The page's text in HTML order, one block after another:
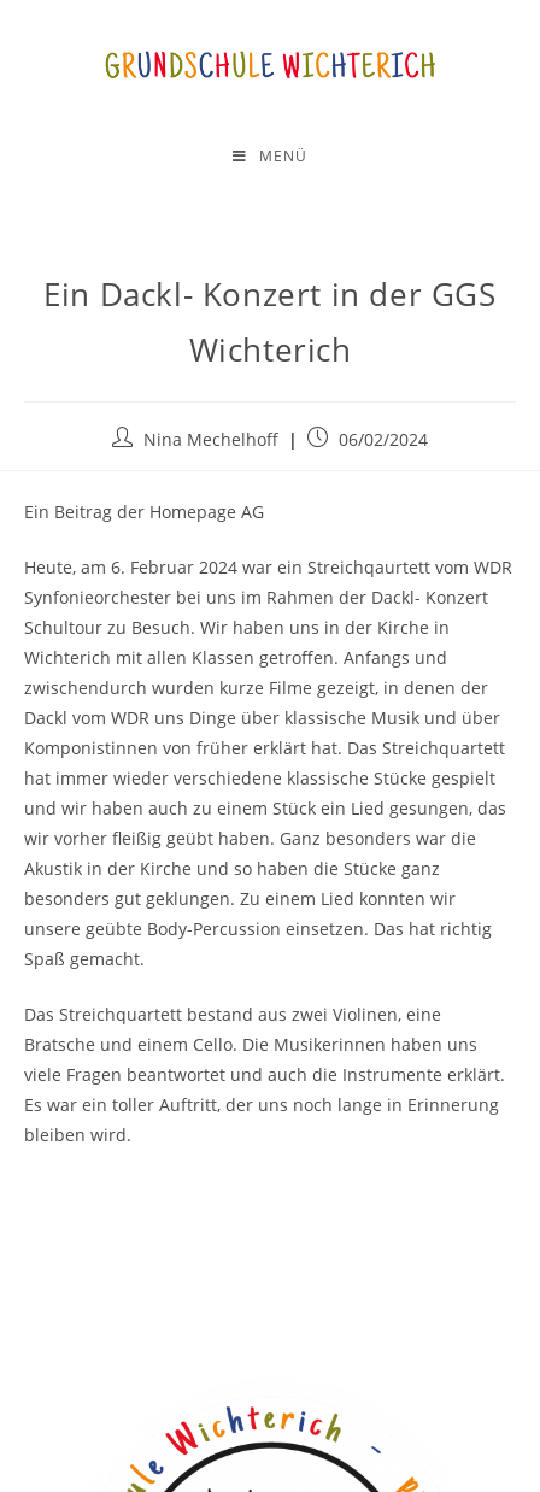
MENÜ
Ein Dackl- Konzert in der GGS
Wichterich
Nina Mechelhoff 06/02/2024
Ein Beitrag der Homepage AG
Heute, am 6. Februar 2024 war ein Streichqaurtett vom WDR
Synfonieorchester bei uns im Rahmen der Dackl- Konzert
Schultour zu Besuch. Wir haben uns in der Kirche in
Wichterich mit allen Klassen getroffen. Anfangs und
zwischendurch wurden kurze Filme gezeigt, in denen der
Dackl vom WDR uns Dinge über klassische Musik und über
Komponistinnen von früher erklärt hat. Das Streichquartett
hat immer wieder verschiedene klassische Stücke gespielt
und wir haben auch zu einem Stück ein Lied gesungen, das
wir vorher fleißig geübt haben. Ganz besonders war die
Akustik in der Kirche und so haben die Stücke ganz
besonders gut geklungen. Zu einem Lied konnten wir
unsere geübte Body-Percussion einsetzen. Das hat richtig
Spaß gemacht.
Das Streichquartett bestand aus zwei Violinen, eine
Bratsche und einem Cello. Die Musikerinnen haben uns
viele Fragen beantwortet und auch die Instrumente erklärt.
Es war ein toller Auftritt, der uns noch lange in Erinnerung
bleiben wird.